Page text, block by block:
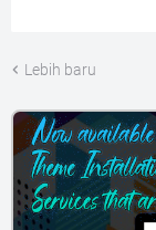
Lebih baru